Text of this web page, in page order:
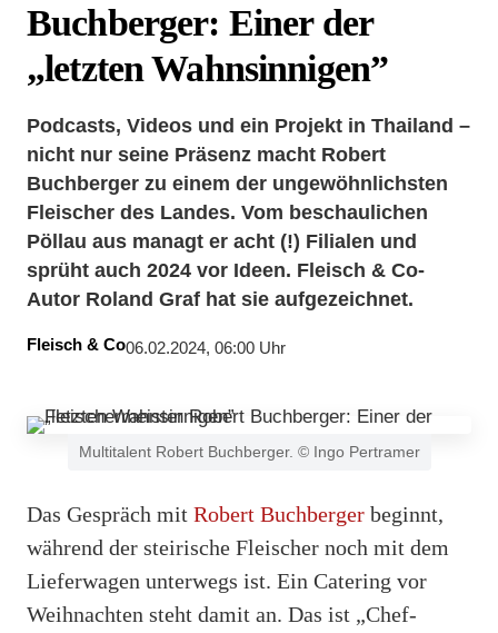
Buchberger: Einer der
„letzten Wahnsinnigen”
Podcasts, Videos und ein Projekt in Thailand –
nicht nur seine Präsenz macht Robert
Buchberger zu einem der ungewöhnlichsten
Fleischer des Landes. Vom beschaulichen
Pöllau aus managt er acht (!) Filialen und
sprüht auch 2024 vor Ideen. Fleisch & Co-
Autor Roland Graf hat sie aufgezeichnet.
Fleisch & Co06.02.2024, 06:00 Uhr
Multitalent Robert Buchberger. © Ingo Pertramer
Das Gespräch mit Robert Buchberger beginnt,
während der steirische Fleischer noch mit dem
Lieferwagen unterwegs ist. Ein Catering vor
Weihnachten steht damit an. Das ist „Chef-